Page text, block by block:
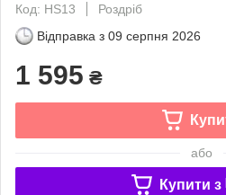
Код: HS13
Роздріб
Відправка з 09 серпня 2026
1 595 ₴
або
Купити з